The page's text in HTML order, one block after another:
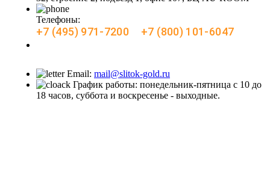
Телефоны:
+7 (495) 971-7200 +7 (800) 101-6047
Email: mail@slitok-gold.ru
График работы: понедельник-пятница с 10 до
18 часов, суббота и воскресенье - выходные.